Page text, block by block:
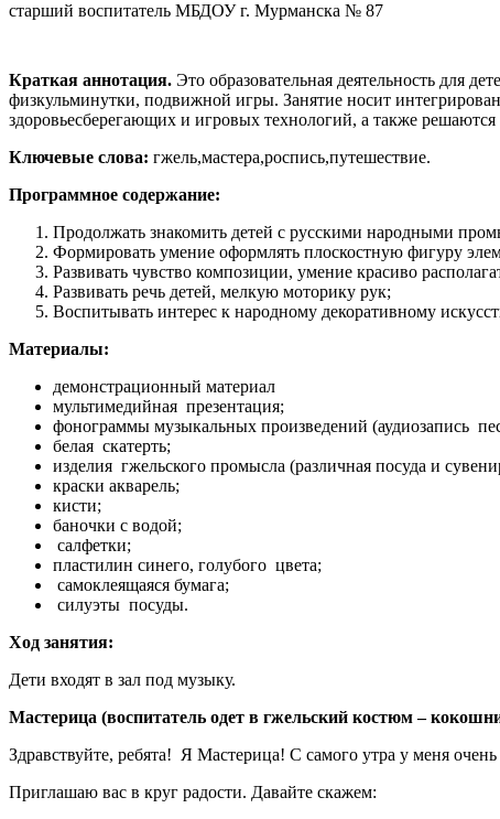
старший воспитатель МБДОУ г. Мурманска № 87
Краткая аннотация. Это образовательная деятельность для
физкульминутки, подвижной игры. Занятие носит
здоровьесберегающих и игровых технологий, а также решаются
Ключевые слова: гжель,мастера,роспись,путешествие.
Программное содержание:
Продолжать знакомить детей с русскими народными
Формировать умение оформлять плоскостную фигуру
Развивать чувство композиции, умение красиво
Развивать речь детей, мелкую моторику рук;
Воспитывать интерес к народному декоративному
Материалы:
демонстрационный материал
мультимедийная презентация;
фонограммы музыкальных произведений (аудиозапись
белая скатерть;
изделия гжельского промысла (различная посуда и
краски акварель;
кисти;
баночки с водой;
салфетки;
пластилин синего, голубого цвета;
самоклеящаяся бумага;
силуэты посуды.
Ход занятия:
Дети входят в зал под музыку.
Мастерица (воспитатель одет в гжельский костюм –
Здравствуйте, ребята! Я Мастерица! С самого утра у меня
Приглашаю вас в круг радости. Давайте скажем: